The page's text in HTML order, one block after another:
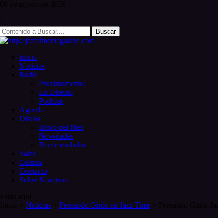
Search
for:
Inicio
Noticias
Radio
Proximamente:
En Directo
Podcast
Agenda
Discos
Disco del Mes
Novedades
Recomendados
Salas
Cultura
Contacto
Sobre Nosotros
Noticias Fernando Girón en Jazz Time